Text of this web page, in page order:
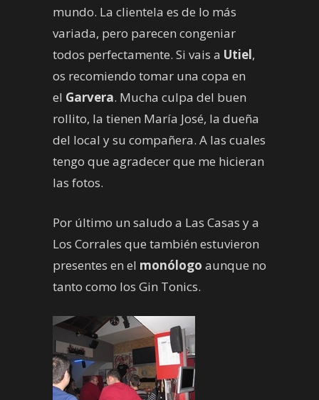
mundo. La clientela es de lo más
variada, pero parecen congeniar
todos perfectamente. Si vais a Utiel,
os recomiendo tomar una copa en
el Garvera. Mucha culpa del buen
rollito, la tienen María José, la dueña
del local y su compañera. A las cuales
tengo que agradecer que me hicieran
las fotos.
Por último un saludo a Las Casas y a
Los Corrales que también estuvieron
presentes en el monólogo aunque no
tanto como los Gin Tonics.